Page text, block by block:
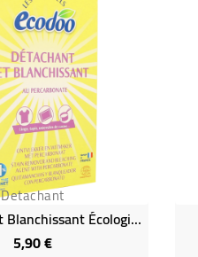
Detachant
Détachant Et Blanchissant Écologique
5,90 €Prix